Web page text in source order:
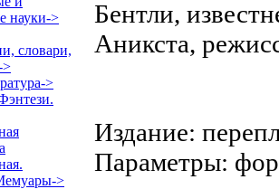
науки->
словари,
>
>
>
Бентли,
Аникста,
Издание:
Параметры: